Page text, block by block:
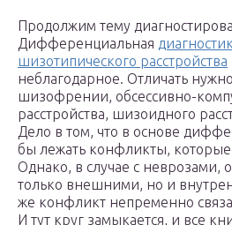
Продолжим тему
Дифференциальная
шизотипического расстройства
неблагодарное. Отличать
шизофрении, обсессивно-
расстройства, шизоидного
Дело в том, что в основе
бы лежать конфликты,
Однако, в случае с неврозами,
только внешними, но и
же конфликт непременно
И тут круг замыкается, и все